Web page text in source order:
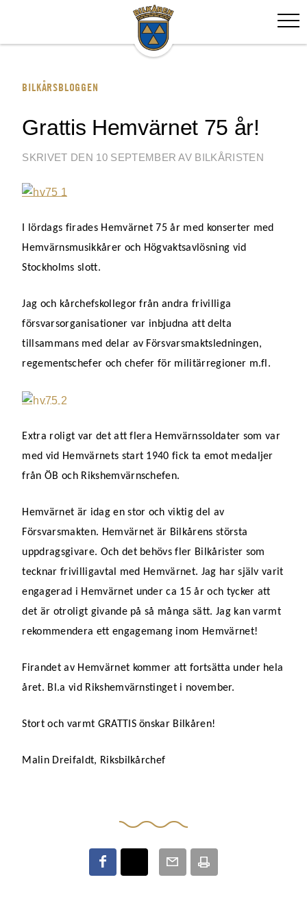
BILKÅRSBLOGGEN
Grattis Hemvärnet 75 år!
SKRIVET DEN 10 SEPTEMBER AV BILKÅRISTEN
I lördags firades Hemvärnet 75 år med konserter med
Hemvärnsmusikkårer och Högvaktsavlösning vid
Stockholms slott.
Jag och kårchefskollegor från andra frivilliga
försvarsorganisationer var inbjudna att delta
tillsammans med delar av Försvarsmaktsledningen,
regementschefer och chefer för militärregioner m.fl.
Extra roligt var det att flera Hemvärnssoldater som var
med vid Hemvärnets start 1940 fick ta emot medaljer
från ÖB och Rikshemvärnschefen.
Hemvärnet är idag en stor och viktig del av
Försvarsmakten. Hemvärnet är Bilkårens största
uppdragsgivare. Och det behövs fler Bilkårister som
tecknar frivilligavtal med Hemvärnet. Jag har själv varit
engagerad i Hemvärnet under ca 15 år och tycker att
det är otroligt givande på så många sätt. Jag kan varmt
rekommendera ett engagemang inom Hemvärnet!
Firandet av Hemvärnet kommer att fortsätta under hela
året. Bl.a vid Rikshemvärnstinget i november.
Stort och varmt GRATTIS önskar Bilkåren!
Malin Dreifaldt, Riksbilkårchef